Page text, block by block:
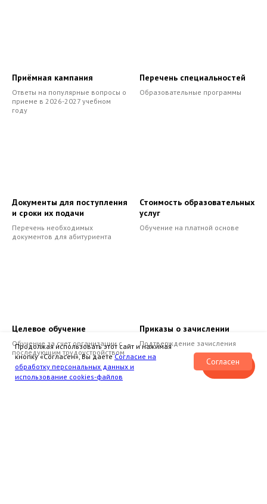
Чат-бот
Продолжая использовать этот сайт и нажимая
кнопку «Согласен», Вы даетеСогласие на
обработку персональных данных и
использование cookies-файлов
Согласен
Приёмная кампания
Ответы на популярные вопросы о
приеме в 2026-2027 учебном
году
Перечень специальностей
Образовательные программы
Документы для поступления
и сроки их подачи
Перечень необходимых
документов для абитуриента
Стоимость образовательных
услуг
Обучение на платной основе
Целевое обучение
Обучение за счет организации с
последующим трудоустройством
Приказы о зачислении
Подтверждение зачисления